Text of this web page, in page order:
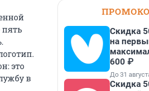
пять
это
в
Скидка
на
600 ₽
До 31
Скидка